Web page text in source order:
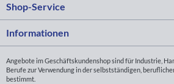
Shop-Service
Informationen
Angebote im Geschäftskundenshop sind für Industrie,
Berufe zur Verwendung in der selbstständigen,
bestimmt.